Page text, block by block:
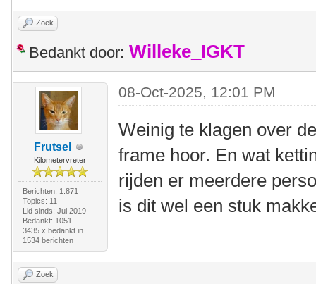
Zoek
Bedankt door: Willeke_IGKT
Frutsel
Kilometervreter
Berichten: 1.871
Topics: 11
Lid sinds: Jul 2019
Bedankt: 1051
3435 x bedankt in
1534 berichten
08-Oct-2025, 12:01 PM
Weinig te klagen over
frame hoor. En wat
rijden er meerdere
is dit wel een stuk
Zoek